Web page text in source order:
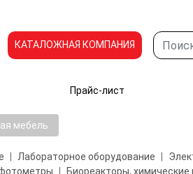
КАТАЛОЖНАЯ КОМПАНИЯ
Прайс-лист
мебель
Лабораторное оборудование
Биореакторы, химические